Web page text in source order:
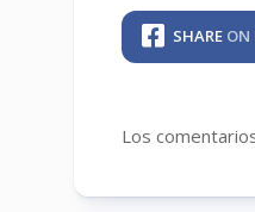
SHARE ON
Los